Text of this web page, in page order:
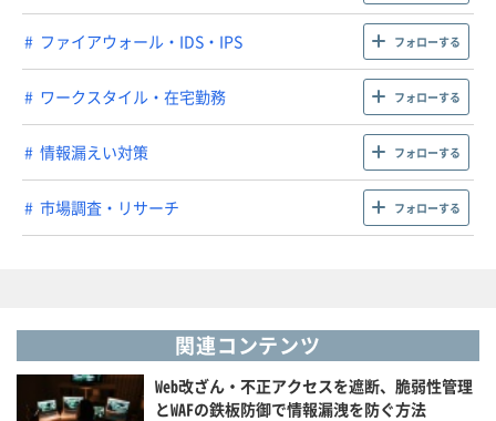
ファイアウォール・IDS・IPS フォローする
ワークスタイル・在宅勤務 フォローする
情報漏えい対策 フォローする
市場調査・リサーチ フォローする
関連コンテンツ
Web改ざん・不正アクセスを遮断、脆弱性管理
とWAFの鉄板防御で情報漏洩を防ぐ方法